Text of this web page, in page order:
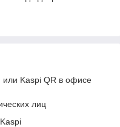
или Kaspi QR в офисе
лиц